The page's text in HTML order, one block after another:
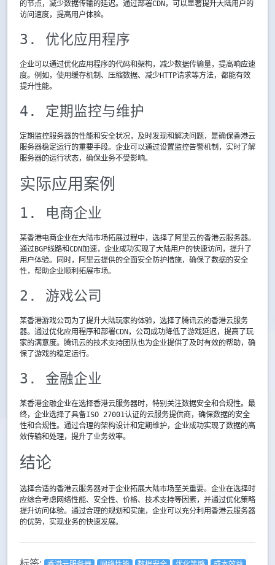
的节点，减少数据传输的延迟。通过部署CDN，可以显著提升大陆用户的
访问速度，提高用户体验。
3. 优化应用程序
企业可以通过优化应用程序的代码和架构，减少数据传输量，提高响应速
度。例如，使用缓存机制、压缩数据、减少HTTP请求等方法，都能有效
提升性能。
4. 定期监控与维护
定期监控服务器的性能和安全状况，及时发现和解决问题，是确保香港云
服务器稳定运行的重要手段。企业可以通过设置监控告警机制，实时了解
服务器的运行状态，确保业务不受影响。
实际应用案例
1. 电商企业
某香港电商企业在大陆市场拓展过程中，选择了阿里云的香港云服务器。
通过BGP线路和CDN加速，企业成功实现了大陆用户的快速访问，提升了
用户体验。同时，阿里云提供的全面安全防护措施，确保了数据的安全
性，帮助企业顺利拓展市场。
2. 游戏公司
某香港游戏公司为了提升大陆玩家的体验，选择了腾讯云的香港云服务
器。通过优化应用程序和部署CDN，公司成功降低了游戏延迟，提高了玩
家的满意度。腾讯云的技术支持团队也为企业提供了及时有效的帮助，确
保了游戏的稳定运行。
3. 金融企业
某香港金融企业在选择香港云服务器时，特别关注数据安全和合规性。最
终，企业选择了具备ISO 27001认证的云服务提供商，确保数据的安全
性和合规性。通过合理的架构设计和定期维护，企业成功实现了数据的高
效传输和处理，提升了业务效率。
结论
选择合适的香港云服务器对于企业拓展大陆市场至关重要。企业在选择时
应综合考虑网络性能、安全性、价格、技术支持等因素，并通过优化策略
提升访问体验。通过合理的规划和实施，企业可以充分利用香港云服务器
的优势，实现业务的快速发展。